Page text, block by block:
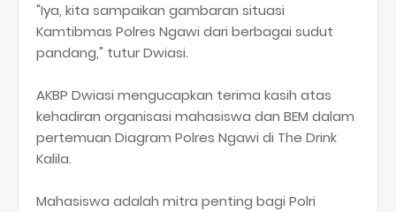
"Iya, kita sampaikan gambaran situasi
Kamtibmas Polres Ngawi dari berbagai sudut
pandang," tutur Dwiasi.
AKBP Dwiasi mengucapkan terima kasih atas
kehadiran organisasi mahasiswa dan BEM dalam
pertemuan Diagram Polres Ngawi di The Drink
Kalila.
Mahasiswa adalah mitra penting bagi Polri